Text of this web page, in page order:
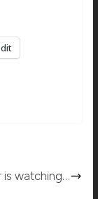
is watching…